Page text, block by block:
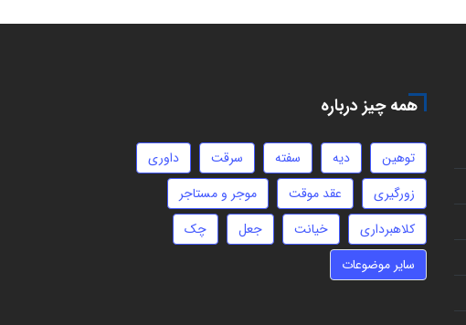
همه چیز درباره
توهین دیه سفته سرقت
داوری
زورگیری
عقد موقت
موجر و مستاجر
کلاهبرداری
خیانت جعل
چک
سایر موضوعات